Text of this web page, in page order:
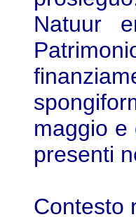
Natuur
maggio e
presenti
Contesto